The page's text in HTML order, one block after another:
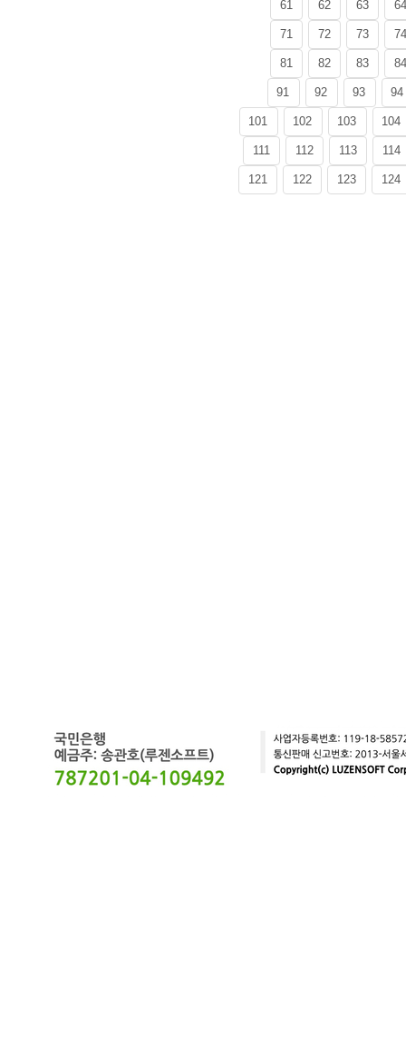
61 62 63 64
71 72 73 74
81 82 83 84
91 92 93 94
101 102 103 104
111 112 113 114
121 122 123 124